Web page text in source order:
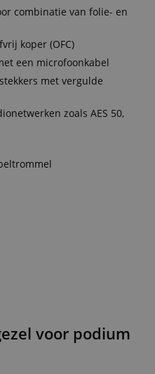
combinatie van folie- en
koper (OFC)
een microfoonkabel
met vergulde
zoals AES 50,
voor podium